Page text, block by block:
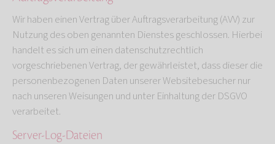
Wir haben einen Vertrag über Auftragsverarbeitung (AVV) zur
Nutzung des oben genannten Dienstes geschlossen. Hierbei
handelt es sich um einen datenschutzrechtlich
vorgeschriebenen Vertrag, der gewährleistet, dass dieser die
personenbezogenen Daten unserer Websitebesucher nur
nach unseren Weisungen und unter Einhaltung der DSGVO
verarbeitet.
Server-Log-Dateien